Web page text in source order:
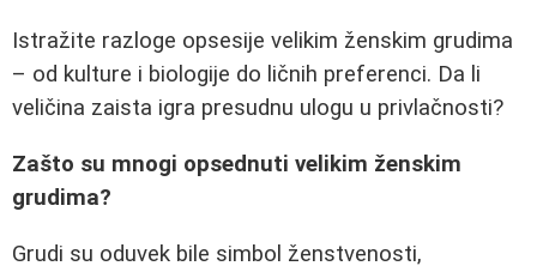
Istražite razloge opsesije velikim ženskim grudima
– od kulture i biologije do ličnih preferenci. Da li
veličina zaista igra presudnu ulogu u privlačnosti?
Zašto su mnogi opsednuti velikim ženskim
grudima?
Grudi su oduvek bile simbol ženstvenosti,